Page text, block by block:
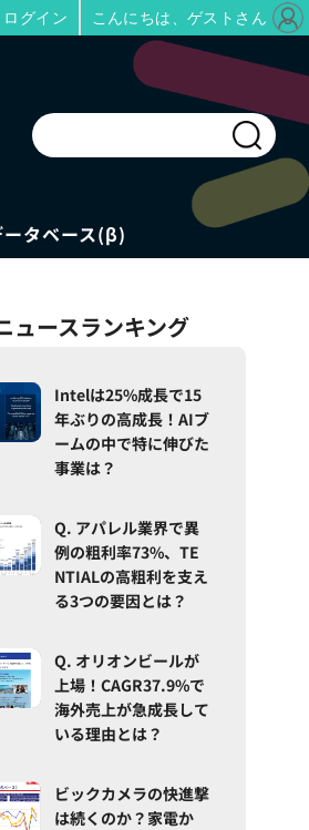
タベース(β)
ュースランキング
Intelは25%成長で15
年ぶりの高成長！AIブ
ームの中で特に伸びた
事業は？
Q. アパレル業界で異
例の粗利率73%、TE
NTIALの高粗利を支え
る3つの要因とは？
Q. オリオンビールが
上場！CAGR37.9%で
海外売上が急成長して
いる理由とは？
ビックカメラの快進撃
は続くのか？家電か
ログイン こんにちは、ゲストさん